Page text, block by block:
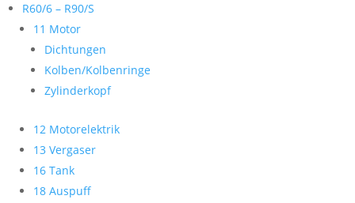
R60/6 – R90/S
11 Motor
Dichtungen
Kolben/Kolbenringe
Zylinderkopf
12 Motorelektrik
13 Vergaser
16 Tank
18 Auspuff